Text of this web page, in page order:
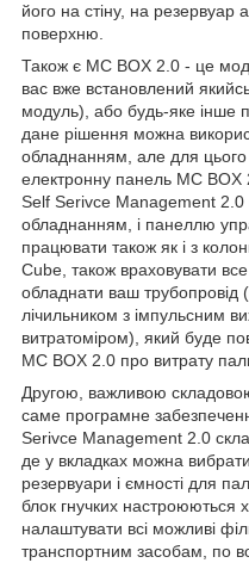
його на стіну, на резервуар
поверхню.
Також є MC BOX 2.0 - це
вас вже встановлений
модуль), або будь-яке інше
дане рішення можна
обладнанням, але для
електронну панель MC
Self Serivce Management 2.0
обладнанням, і панеллю
працювати також як і з
Cube, також враховувати
обладнати ваш трубопровід
лічильником з імпульсним
витратоміром), який буде
MC BOX 2.0 про витрату
Другою, важливою
саме програмне
Serivce Management 2.0
де у вкладках можна вибрати
резервуари і ємності для
блок гнучких настроюються
налаштувати всі можливі
транспортним засобам, по